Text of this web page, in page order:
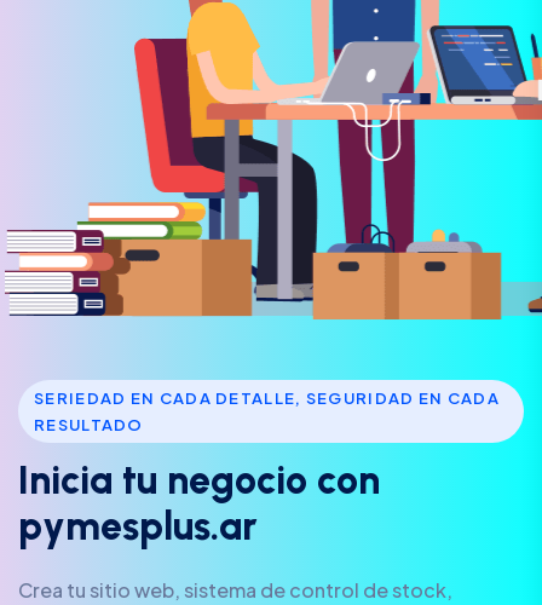
SERIEDAD EN CADA DETALLE, SEGURIDAD EN CADA
RESULTADO
Inicia tu negocio con
pymesp us.ar
Crea tu sitio web, sistema de control de stock,